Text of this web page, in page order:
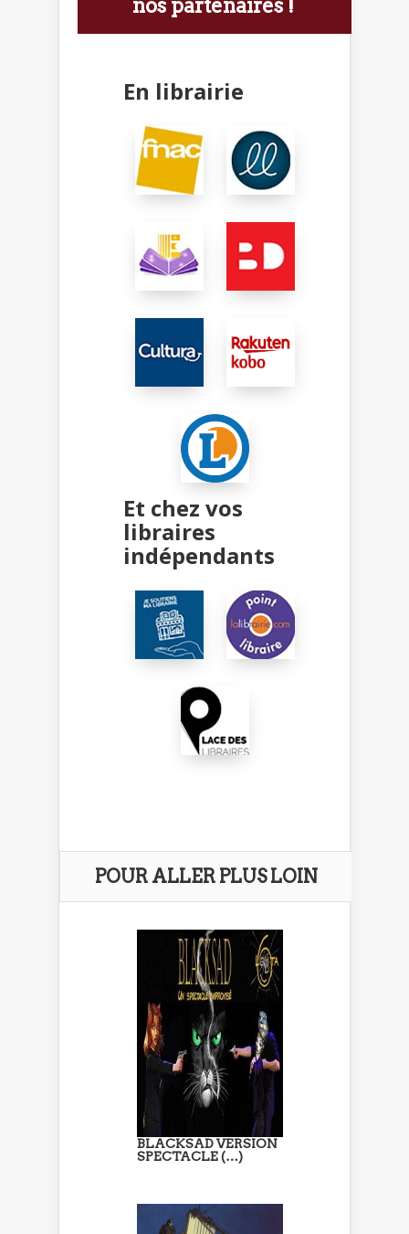
nos partenaires !
En librairie
Et chez vos
libraires
indépendants
POUR ALLER PLUS LOIN
BLACKSAD VERSION
SPECTACLE (…)